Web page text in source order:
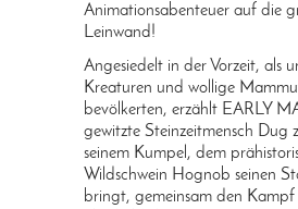
Animationsabenteuer auf die
Leinwand!
Angesiedelt in der Vorzeit, als
Kreaturen und wollige
bevölkerten, erzählt EARLY
gewitzte Steinzeitmensch Dug
seinem Kumpel, dem
Wildschwein Hognob seinen
bringt, gemeinsam den